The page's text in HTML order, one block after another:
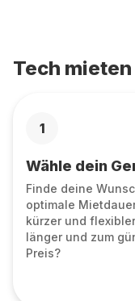
Tech
1
Wähle dein
Finde deine
optimale
kürzer und
länger und zum
Preis?